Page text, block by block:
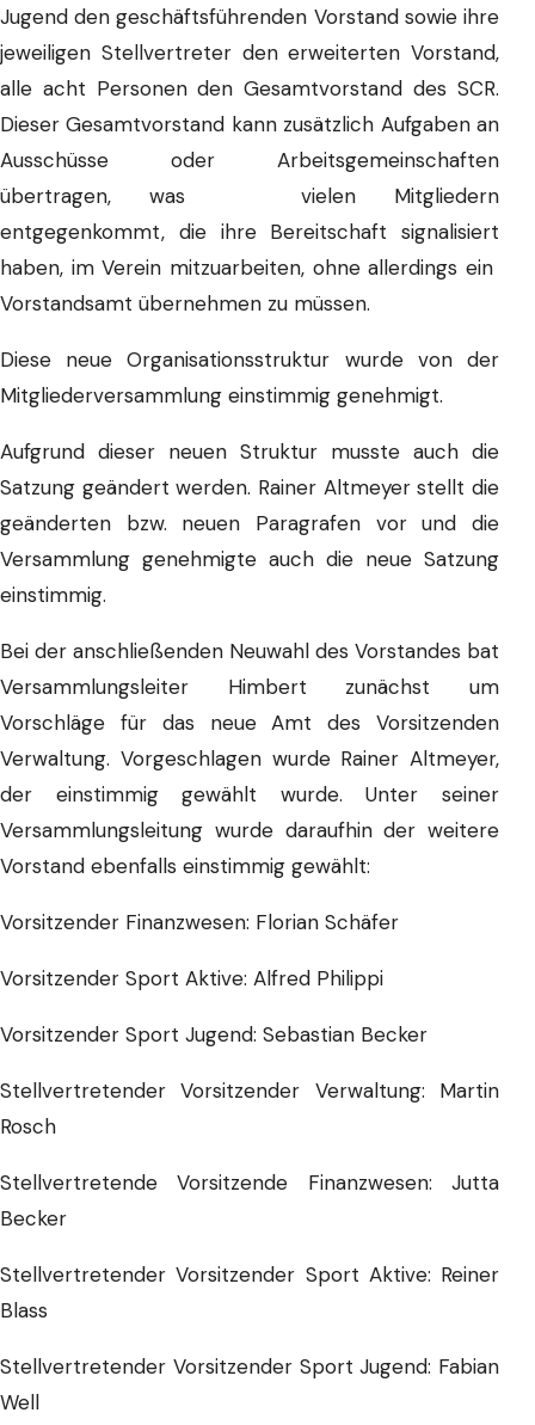
Jugend den geschäftsführenden Vorstand sowie ihre
jeweiligen Stellvertreter den erweiterten Vorstand,
alle acht Personen den Gesamtvorstand des SCR.
Dieser Gesamtvorstand kann zusätzlich Aufgaben an
Ausschüsse oder Arbeitsgemeinschaften
übertragen, was vielen Mitgliedern
entgegenkommt, die ihre Bereitschaft signalisiert
haben, im Verein mitzuarbeiten, ohne allerdings ein
Vorstandsamt übernehmen zu müssen.
Diese neue Organisationsstruktur wurde von der
Mitgliederversammlung einstimmig genehmigt.
Aufgrund dieser neuen Struktur musste auch die
Satzung geändert werden. Rainer Altmeyer stellt die
geänderten bzw. neuen Paragrafen vor und die
Versammlung genehmigte auch die neue Satzung
einstimmig.
Bei der anschließenden Neuwahl des Vorstandes bat
Versammlungsleiter Himbert zunächst um
Vorschläge für das neue Amt des Vorsitzenden
Verwaltung. Vorgeschlagen wurde Rainer Altmeyer,
der einstimmig gewählt wurde. Unter seiner
Versammlungsleitung wurde daraufhin der weitere
Vorstand ebenfalls einstimmig gewählt:
Vorsitzender Finanzwesen: Florian Schäfer
Vorsitzender Sport Aktive: Alfred Philippi
Vorsitzender Sport Jugend: Sebastian Becker
Stellvertretender Vorsitzender Verwaltung: Martin
Rosch
Stellvertretende Vorsitzende Finanzwesen: Jutta
Becker
Stellvertretender Vorsitzender Sport Aktive: Reiner
Blass
Stellvertretender Vorsitzender Sport Jugend: Fabian
Well